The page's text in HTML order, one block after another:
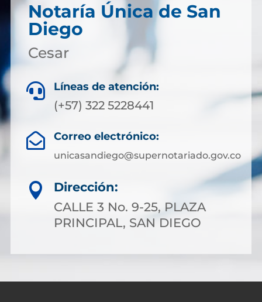
Notaría Única de San
Diego
Cesar
 Líneas de atención:
(+57) 322 5228441
 Correo electrónico:
unicasandiego@supernotariado.gov.co

Dirección:
CALLE 3 No. 9-25, PLAZA
PRINCIPAL, SAN DIEGO